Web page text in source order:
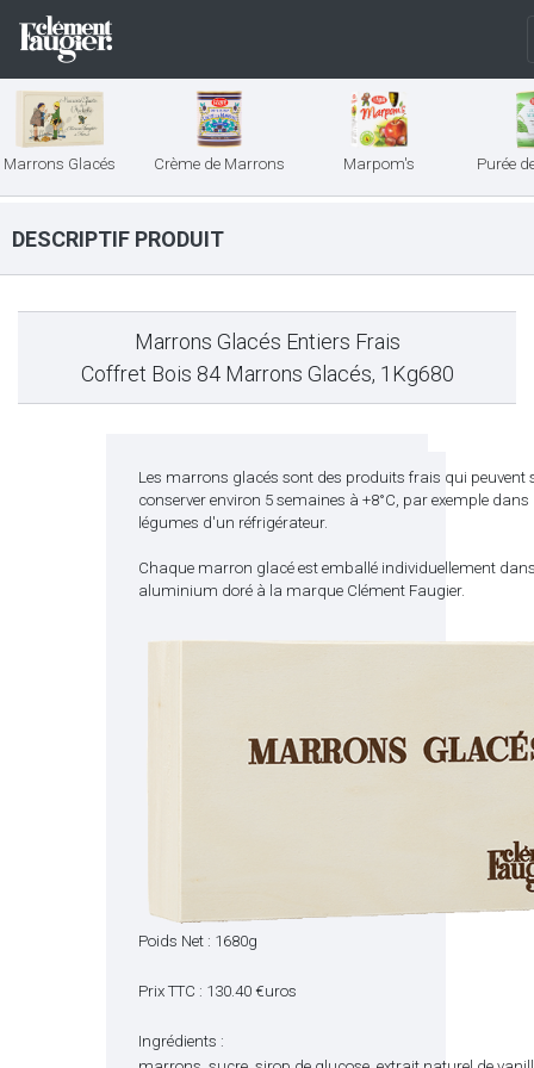
Marrons Glacés Crème de Marrons Marpom's Purée
DESCRIPTIF PRODUIT
Marrons Glacés Entiers Frais
Coffret Bois 84 Marrons Glacés, 1Kg680
Les marrons glacés sont des produits frais qui peuvent
conserver environ 5 semaines à +8°C, par exemple
légumes d'un réfrigérateur.
Chaque marron glacé est emballé individuellement
aluminium doré à la marque Clément Faugier.
Poids Net : 1680g
Prix TTC : 130.40 €uros
Ingrédients :